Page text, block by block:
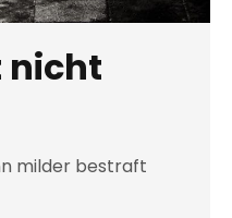
nicht
milder bestraft